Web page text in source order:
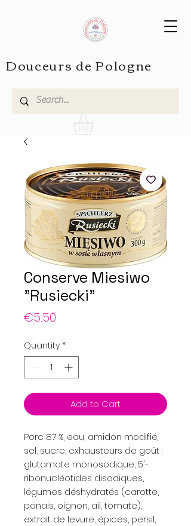
Douceurs de Pologne
Conserve Miesiwo
"Rusiecki"
€5.50
Quantity *
Add to Cart
Porc 87 %, eau, amidon modifié,
sel, sucre, exhausteurs de goût :
glutamate monosodique, 5'-
ribonucléotides disodiques,
légumes déshydratés (carotte,
panais, oignon, ail, tomate),
extrait de levure, épices, persil,